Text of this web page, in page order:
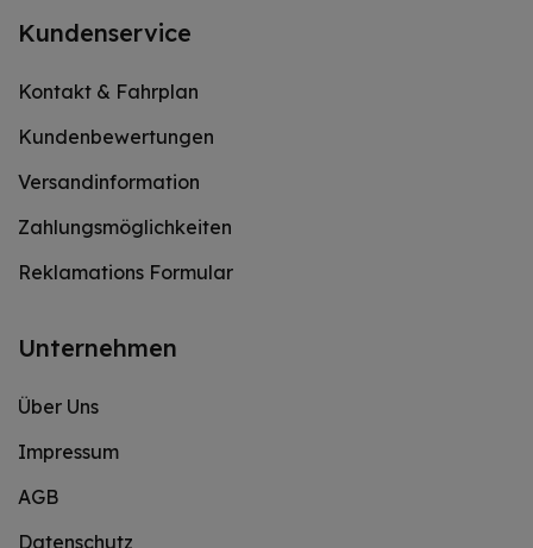
Kundenservice
Kontakt & Fahrplan
Kundenbewertungen
Versandinformation
Zahlungsmöglichkeiten
Reklamations Formular
Unternehmen
Über Uns
Impressum
AGB
Datenschutz